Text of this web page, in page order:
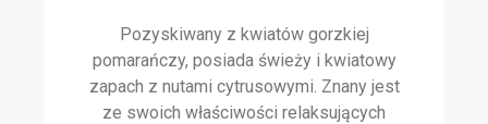
Pozyskiwany z kwiatów gorzkiej
pomarańczy, posiada świeży i kwiatowy
zapach z nutami cytrusowymi. Znany jest
ze swoich właściwości relaksujących